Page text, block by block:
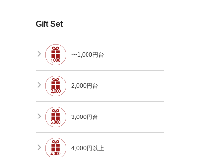
Gift Set
〜1,000円台
2,000円台
3,000円台
4,000円以上